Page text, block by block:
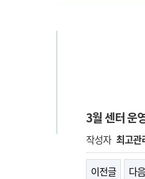
3월 센터 운
작성자 최고관
이전글 다